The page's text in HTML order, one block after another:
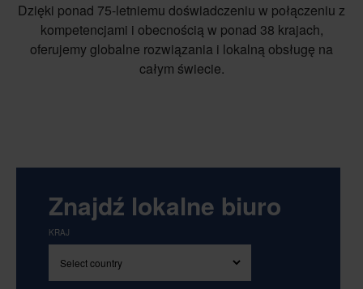
Dzięki ponad 75-letniemu doświadczeniu w połączeniu z
kompetencjami i obecnością w ponad 38 krajach,
oferujemy globalne rozwiązania i lokalną obsługę na
całym świecie.
Znajdź lokalne biuro
KRAJ